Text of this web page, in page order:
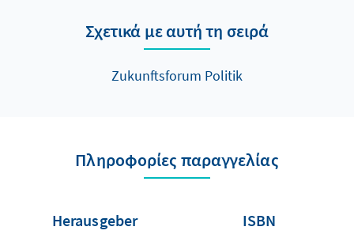
Σχετικά με αυτή τη σειρά
Zukunftsforum Politik
Πληροφορίες παραγγελίας
Herausgeber ISBN